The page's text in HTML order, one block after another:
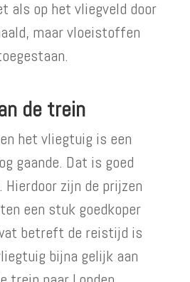
als op het vliegveld door
maar vloeistoffen
de trein
het vliegtuig is een
gaande. Dat is goed
Hierdoor zijn de prijzen
een stuk goedkoper
betreft de reistijd is
bijna gelijk aan